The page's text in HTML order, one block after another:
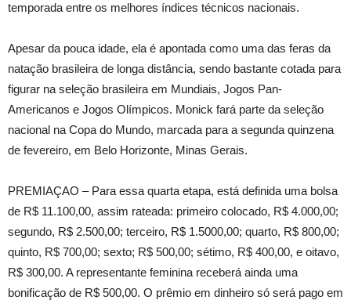
temporada entre os melhores índices técnicos nacionais.
Apesar da pouca idade, ela é apontada como uma das feras da
natação brasileira de longa distância, sendo bastante cotada para
figurar na seleção brasileira em Mundiais, Jogos Pan-
Americanos e Jogos Olímpicos. Monick fará parte da seleção
nacional na Copa do Mundo, marcada para a segunda quinzena
de fevereiro, em Belo Horizonte, Minas Gerais.
PREMIAÇAO – Para essa quarta etapa, está definida uma bolsa
de R$ 11.100,00, assim rateada: primeiro colocado, R$ 4.000,00;
segundo, R$ 2.500,00; terceiro, R$ 1.5000,00; quarto, R$ 800,00;
quinto, R$ 700,00; sexto; R$ 500,00; sétimo, R$ 400,00, e oitavo,
R$ 300,00. A representante feminina receberá ainda uma
bonificação de R$ 500,00. O prêmio em dinheiro só será pago em